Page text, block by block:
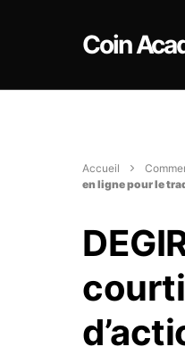
Coin
Accueil
en ligne pour le